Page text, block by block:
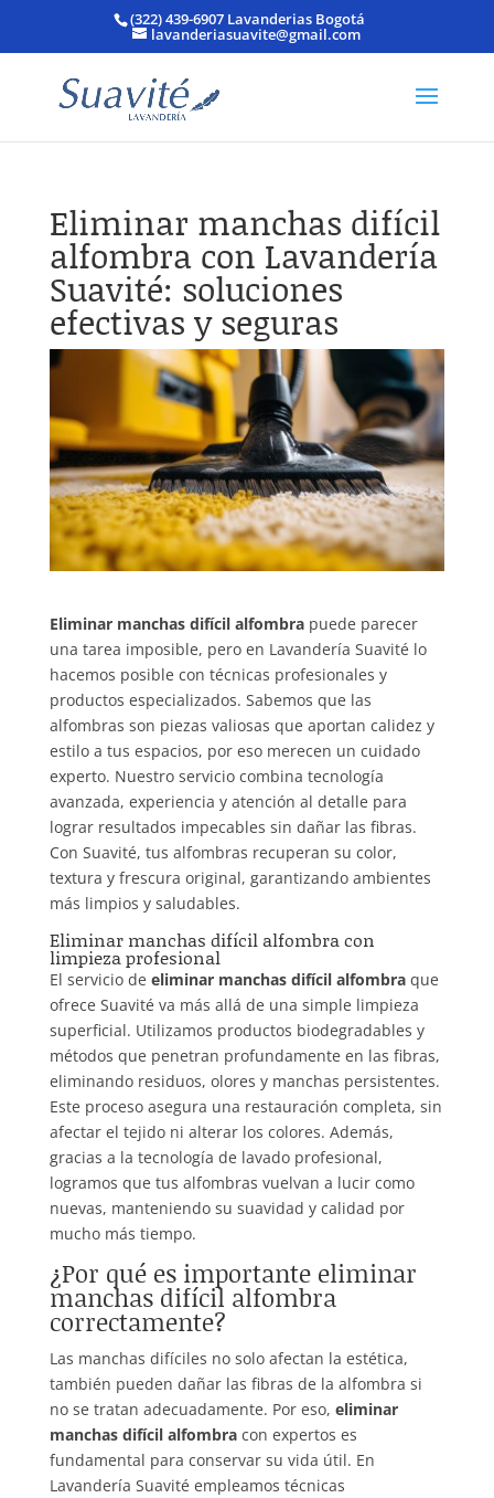
(322) 439-6907 Lavanderias Bogotá
lavanderiasuavite@gmail.com
Eliminar manchas difícil
alfombra con Lavandería
Suavité: soluciones
efectivas y seguras
Eliminar manchas difícil alfombrapuede parecer
una tarea imposible, pero en Lavandería Suavité lo
hacemos posible con técnicas profesionales y
productos especializados. Sabemos que las
alfombras son piezas valiosas que aportan calidez y
estilo a tus espacios, por eso merecen un cuidado
experto. Nuestro servicio combina tecnología
avanzada, experiencia y atención al detalle para
lograr resultados impecables sin dañar las fibras.
Con Suavité, tus alfombras recuperan su color,
textura y frescura original, garantizando ambientes
más limpios y saludables.
Eliminar manchas difícil alfombra con
limpieza profesional
El servicio de eliminar manchas difícil alfombraque
ofrece Suavité va más allá de una simple limpieza
superficial. Utilizamos productos biodegradables y
métodos que penetran profundamente en las fibras,
eliminando residuos, olores y manchas persistentes.
Este proceso asegura una restauración completa, sin
afectar el tejido ni alterar los colores. Además,
gracias a la tecnología de lavado profesional,
logramos que tus alfombras vuelvan a lucir como
nuevas, manteniendo su suavidad y calidad por
mucho más tiempo.
¿Por qué es importante eliminar
manchas difícil alfombra
correctamente?
Las manchas difíciles no solo afectan la estética,
también pueden dañar las fibras de la alfombra si
no se tratan adecuadamente. Por eso, eliminar
manchas difícil alfombracon expertos es
fundamental para conservar su vida útil. En
Lavandería Suavité empleamos técnicas